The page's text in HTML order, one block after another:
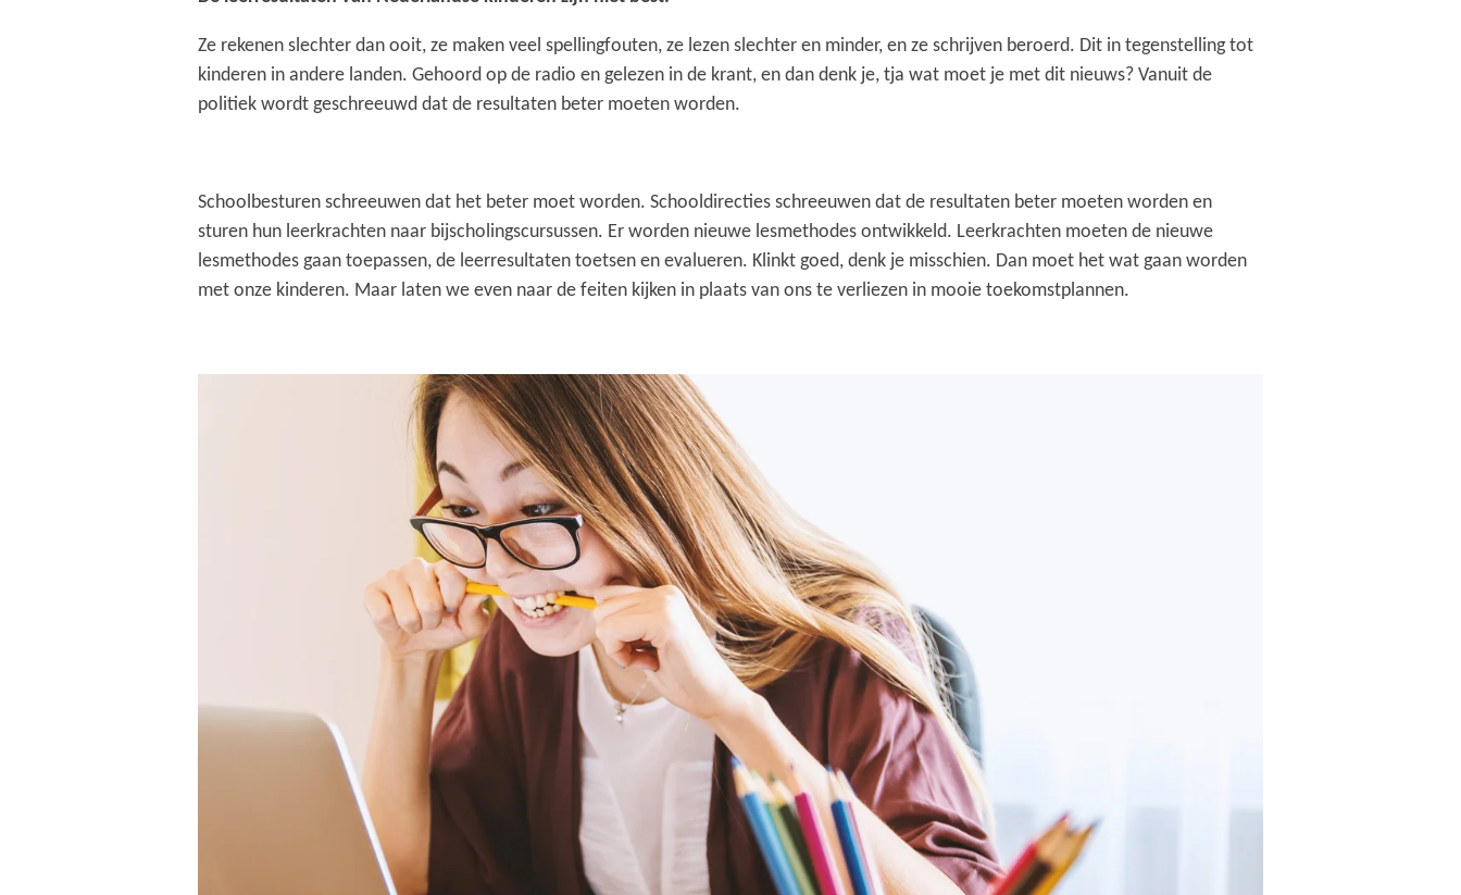
Ze rekenen slechter dan ooit, ze maken veel spellingfouten, ze lezen slechter en minder, en ze schrijven beroerd. Dit in tegenstelling tot
kinderen in andere landen. Gehoord op de radio en gelezen in de krant, en dan denk je, tja wat moet je met dit nieuws? Vanuit de
politiek wordt geschreeuwd dat de resultaten beter moeten worden.
Schoolbesturen schreeuwen dat het beter moet worden. Schooldirecties schreeuwen dat de resultaten beter moeten worden en
sturen hun leerkrachten naar bijscholingscursussen. Er worden nieuwe lesmethodes ontwikkeld. Leerkrachten moeten de nieuwe
lesmethodes gaan toepassen, de leerresultaten toetsen en evalueren. Klinkt goed, denk je misschien. Dan moet het wat gaan worden
met onze kinderen. Maar laten we even naar de feiten kijken in plaats van ons te verliezen in mooie toekomstplannen.